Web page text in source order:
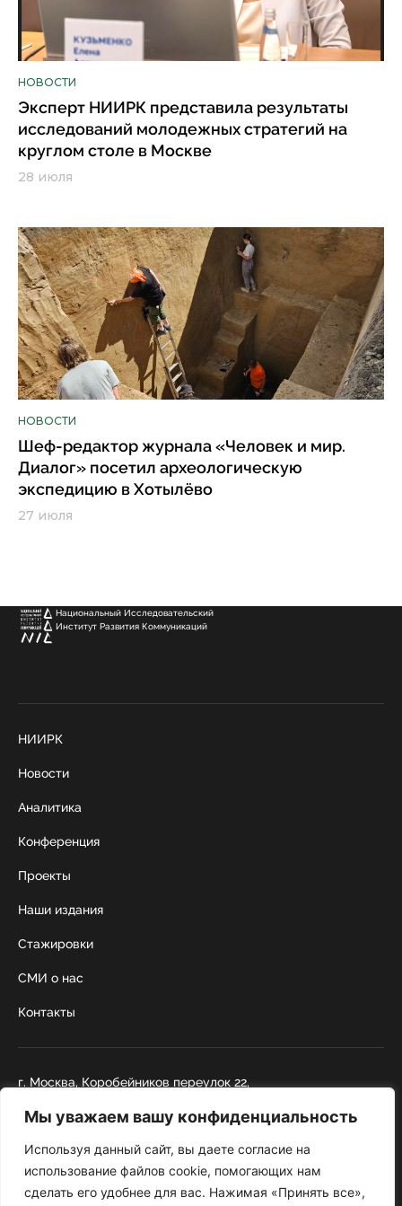
Мы уважаем вашу конфиденциальность
Используя данный сайт, вы даете согласие на
использование файлов cookie, помогающих нам
сделать его удобнее для вас. Нажимая «Принять все»,
НОВОСТИ
Эксперт НИИРК представила результаты
исследований молодежных стратегий на
круглом столе в Москве
28 июля
НОВОСТИ
Шеф-редактор журнала «Человек и мир.
Диалог» посетил археологическую
экспедицию в Хотылёво
27 июля
Национальный Исследовательский
Институт Развития Коммуникаций
НИИРК
Новости
Аналитика
Конференция
Проекты
Наши издания
Стажировки
СМИ о нас
Контакты
г. Москва, Коробейников переулок 22,
+7 495 252 67 88